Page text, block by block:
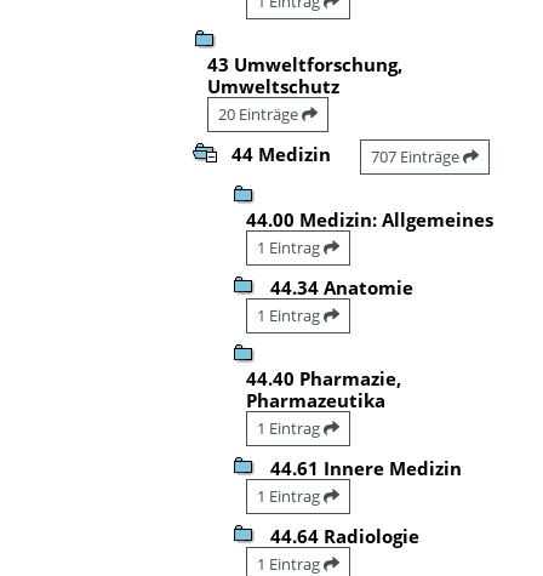
43 Umweltforschung,
Umweltschutz
20 Einträge
44 Medizin 707 Einträge
44.00 Medizin: Allgemeines
1 Eintrag
44.34 Anatomie
1 Eintrag
44.40 Pharmazie,
Pharmazeutika
1 Eintrag
44.61 Innere Medizin
1 Eintrag
44.64 Radiologie
1 Eintrag